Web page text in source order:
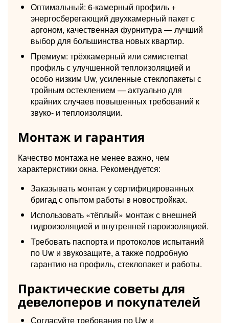
Оптимальный: 6-камерный профиль +
энергосберегающий двухкамерный пакет с
аргоном, качественная фурнитура — лучший
выбор для большинства новых квартир.
Премиум: трёхкамерный или симистemat
профиль с улучшенной теплоизоляцией и
особо низким Uw, усиленные стеклопакеты с
тройным остеклением — актуально для
крайних случаев повышенных требований к
звуко- и теплоизоляции.
Монтаж и гарантия
Качество монтажа не менее важно, чем
характеристики окна. Рекомендуется:
Заказывать монтаж у сертифицированных
бригад с опытом работы в новостройках.
Использовать «тёплый» монтаж с внешней
гидроизоляцией и внутренней пароизоляцией.
Требовать паспорта и протоколов испытаний
по Uw и звукозащите, а также подробную
гарантию на профиль, стеклопакет и работы.
Практические советы для
девелоперов и покупателей
Согласуйте требования по Uw и